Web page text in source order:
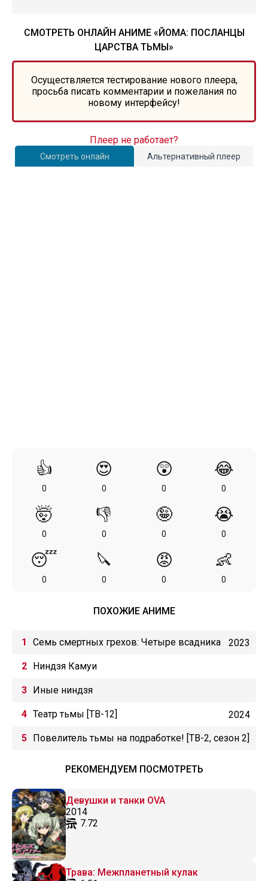
СМОТРЕТЬ ОНЛАЙН АНИМЕ «ЙОМА: ПОСЛАНЦЫ
ЦАРСТВА ТЬМЫ»
Осуществляется тестирование нового плеера,
просьба писать комментарии и пожелания по
новому интерфейсу!
Смотреть онлайн Альтернативный плеер
Плеер не работает?
👍
0
😍
0
😲
0
😂
0
🤯
0
👎
0
🤪
0
😭
0
😴
0
🔪
0
😡
0
👶
0
ПОХОЖИЕ АНИМЕ
Семь смертных грехов: Четыре всадника
Апокалипсиса
2023
Ниндзя Камуи
Иные ниндзя
Театр тьмы [ТВ-12] 2024
Повелитель тьмы на подработке! [ТВ-2, сезон 2]
РЕКОМЕНДУЕМ ПОСМОТРЕТЬ
Девушки и танки OVA
2014
7.72
Трава: Межпланетный кулак